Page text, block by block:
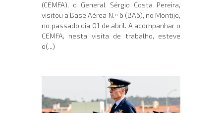
(CEMFA), o General Sérgio Costa Pereira,
visitou a Base Aérea N.º 6 (BA6), no Montijo,
no passado dia 01 de abril. A acompanhar o
CEMFA, nesta visita de trabalho, esteve
o(...)